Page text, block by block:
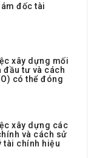
đốc tài
xây dựng mối
đầu tư và cách
có thể đóng
xây dựng các
và cách sử
tài chính hiệu